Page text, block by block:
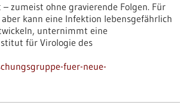
zumeist ohne gravierende Folgen. Für
kann eine Infektion lebensgefährlich
unternimmt eine
für Virologie des
fuer-neue-